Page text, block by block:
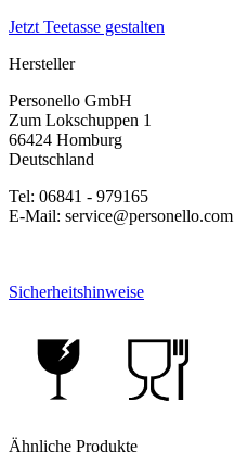
Jetzt Teetasse gestalten
Hersteller
Personello GmbH
Zum Lokschuppen 1
66424 Homburg
Deutschland
Tel: 06841 - 979165
E-Mail: service@personello.com
Sicherheitshinweise
Ähnliche Produkte